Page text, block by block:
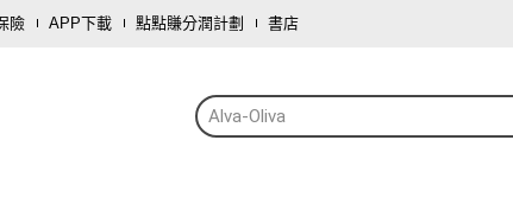
險 APP下載 點點賺分潤計劃 書店
Alva-Oliva